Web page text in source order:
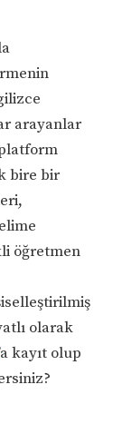
arayanlar
bire bir
öğretmen
olarak
kayıt olup